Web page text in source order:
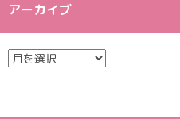
アーカイブ